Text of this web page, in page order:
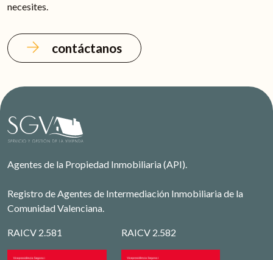
necesites.
contáctanos
Agentes de la Propiedad Inmobiliaria (API).
Registro de Agentes de Intermediación Inmobiliaria de la
Comunidad Valenciana.
RAICV 2.581 RAICV 2.582